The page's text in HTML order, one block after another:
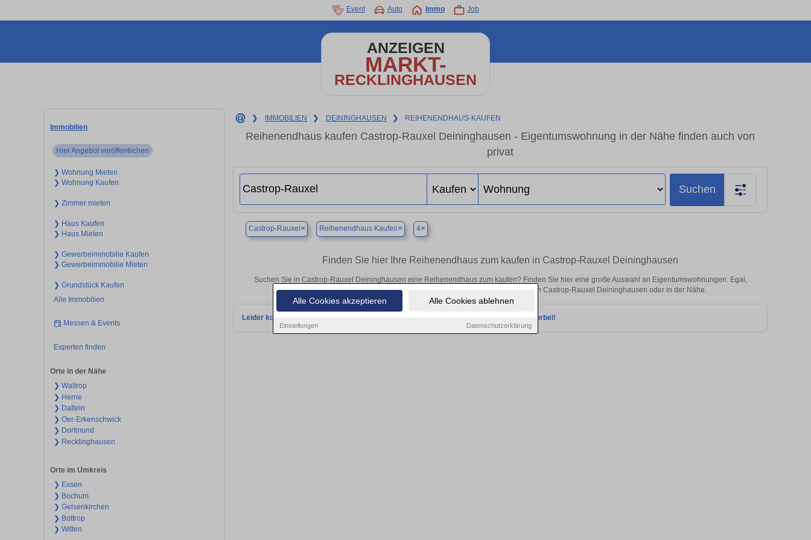
Alle Cookies akzeptieren Alle Cookies ablehnen
Einstellungen Datenschutzerklärung
Event Auto Immo Job
ANZEIGEN
MARKT-
RECKLINGHAUSEN
Immobilien
Hier Angebot veröffentlichen
❯ Wohnung Mieten
❯ Wohnung Kaufen
❯ Zimmer mieten
❯ Haus Kaufen
❯ Haus Mieten
❯ Gewerbeimmobilie Kaufen
❯ Gewerbeimmobilie Mieten
❯ Grundstück Kaufen
Alle Immobilien
Messen & Events
Experten finden
Orte in der Nähe
❯ Waltrop
❯ Herne
❯ Datteln
❯ Oer-Erkenschwick
❯ Dortmund
❯ Recklinghausen
Orte im Umkreis
❯ Essen
❯ Bochum
❯ Gelsenkirchen
❯ Bottrop
❯ Witten
❯ IMMOBILIEN ❯ DEININGHAUSEN ❯ REIHENENDHAUS-KAUFEN
Reihenendhaus kaufen Castrop-Rauxel Deininghausen - Eigentumswohnung in der Nähe finden auch von
privat
Suchen
Castrop-Rauxel × Reihenendhaus Kaufen× 4×
Finden Sie hier Ihre Reihenendhaus zum kaufen in Castrop-Rauxel Deininghausen
Suchen Sie in Castrop-Rauxel Deininghausen eine Reihenendhaus zum kaufen? Finden Sie hier eine große Auswahl an Eigentumswohnungen. Egal,
ob als Kapitalanlage oder zur Vermietung – hier finden Sie Ihre Immobilie in Castrop-Rauxel Deininghausen oder in der Nähe.
Leider konnten wir derzeit keine passenden Objekte finden. Schauen Sie bald wieder vorbei!